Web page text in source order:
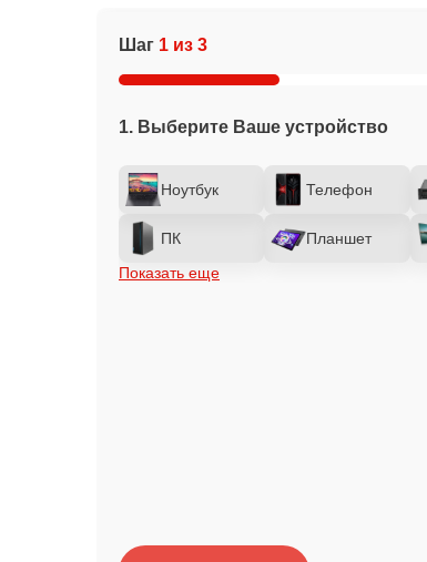
Шаг 1 из 3
1. Выберите Ваше устройство
Ноутбук Телефон
ПК Планшет
Показать еще